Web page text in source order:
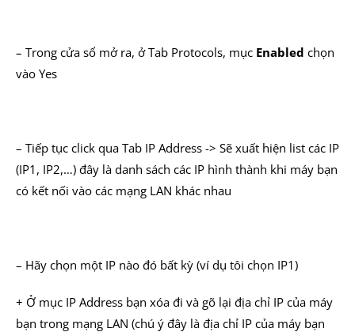
– Trong cửa sổ mở ra, ở Tab Protocols, mục Enabled chọn
vào Yes
– Tiếp tục click qua Tab IP Address -> Sẽ xuất hiện list các IP
(IP1, IP2,…) đây là danh sách các IP hình thành khi máy bạn
có kết nối vào các mạng LAN khác nhau
– Hãy chọn một IP nào đó bất kỳ (ví dụ tôi chọn IP1)
+ Ở mục IP Address bạn xóa đi và gõ lại địa chỉ IP của máy
bạn trong mạng LAN (chú ý đây là địa chỉ IP của máy bạn